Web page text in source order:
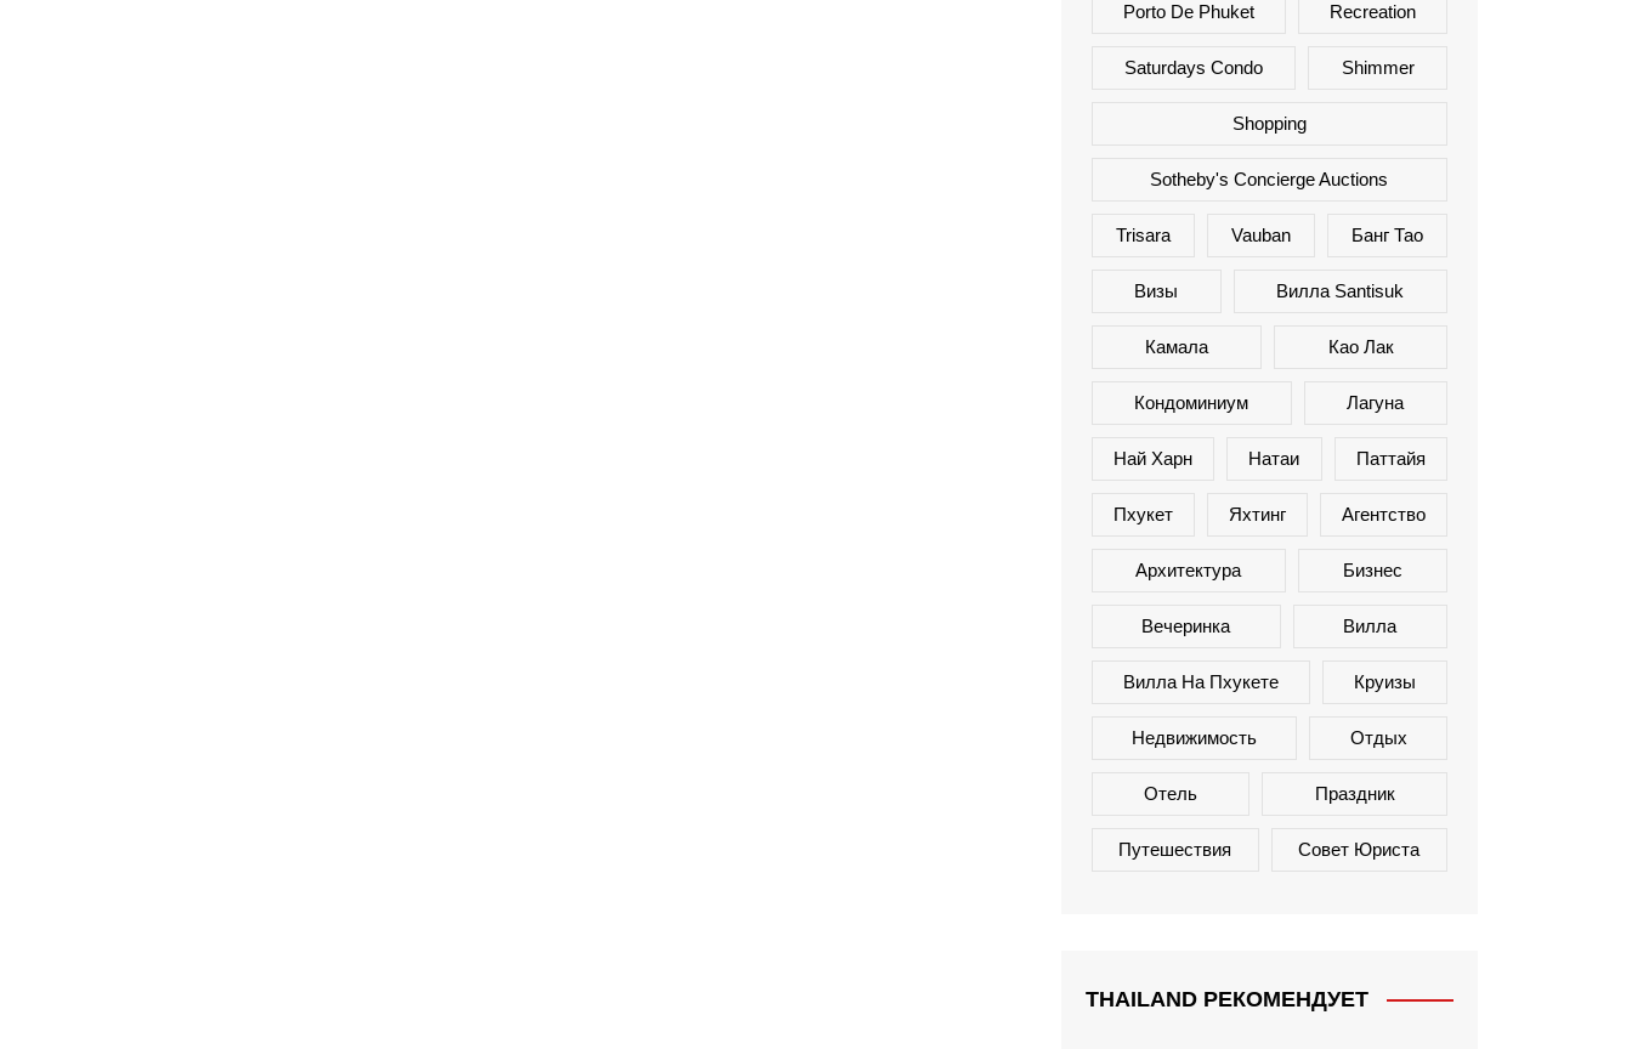
Porto De Phuket Recreation
Saturdays Condo Shimmer
Shopping
Sotheby's Concierge Auctions
Trisara Vauban Банг Тао
Визы Вилла Santisuk
Камала Као Лак
Кондоминиум Лагуна
Най Харн Натаи Паттайя
Пхукет Яхтинг Агентство
Архитектура Бизнес
Вечеринка Вилла
Вилла На Пхукете Круизы
Недвижимость Отдых
Отель Праздник
Путешествия Совет Юриста
THAILAND РЕКОМЕНДУЕТ